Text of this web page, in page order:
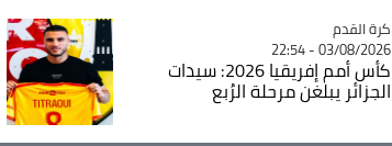
Catégorie
كرة القدم
03/08/2026 - 22:54
كأس أمم إفريقيا 2026: سيدات
الجزائر يبلغن مرحلة الرُبع